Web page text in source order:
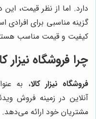
دارد. اما از نظر قیمت،
گزینه مناسبی برای افرادی
کیفیت و قیمت مناسب
چرا فروشگاه نیزار
فروشگاه نیزار کالا، به
آنلاین در زمینه فروش
مشتریان خود ارائه می‌دهد.